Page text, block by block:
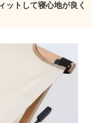
ットして寝心地が良く